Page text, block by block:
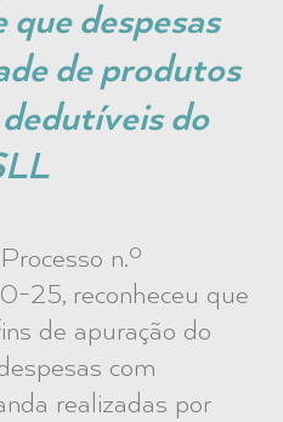
despesas
de produtos
do
n.º
reconheceu que
de apuração do
com
realizadas por